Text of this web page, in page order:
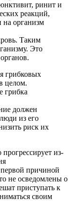
ринит и
реакций,
на организм
Таким
Это
грибковых
целом.
грибка
должен
из его
риск их
прогрессирует из-
причиной
не осведомлены о
приступать к
своим